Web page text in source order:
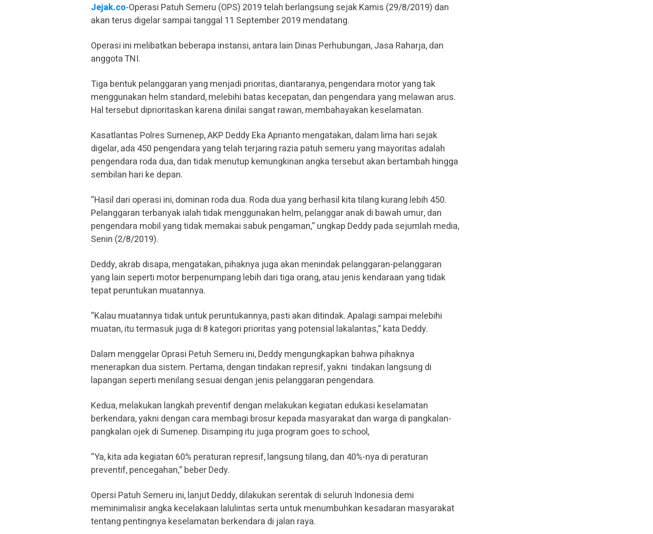
Jejak.co-Operasi Patuh Semeru (OPS) 2019 telah berlangsung sejak Kamis (29/8/2019) dan
akan terus digelar sampai tanggal 11 September 2019 mendatang.
Operasi ini melibatkan beberapa instansi, antara lain Dinas Perhubungan, Jasa Raharja, dan
anggota TNI.
Tiga bentuk pelanggaran yang menjadi prioritas, diantaranya, pengendara motor yang tak
menggunakan helm standard, melebihi batas kecepatan, dan pengendara yang melawan arus.
Hal tersebut diprioritaskan karena dinilai sangat rawan, membahayakan keselamatan.
Kasatlantas Polres Sumenep, AKP Deddy Eka Aprianto mengatakan, dalam lima hari sejak
digelar, ada 450 pengendara yang telah terjaring razia patuh semeru yang mayoritas adalah
pengendara roda dua, dan tidak menutup kemungkinan angka tersebut akan bertambah hingga
sembilan hari ke depan.
“Hasil dari operasi ini, dominan roda dua. Roda dua yang berhasil kita tilang kurang lebih 450.
Pelanggaran terbanyak ialah tidak menggunakan helm, pelanggar anak di bawah umur, dan
pengendara mobil yang tidak memakai sabuk pengaman,” ungkap Deddy pada sejumlah media,
Senin (2/8/2019).
Deddy, akrab disapa, mengatakan, pihaknya juga akan menindak pelanggaran-pelanggaran
yang lain seperti motor berpenumpang lebih dari tiga orang, atau jenis kendaraan yang tidak
tepat peruntukan muatannya.
“Kalau muatannya tidak untuk peruntukannya, pasti akan ditindak. Apalagi sampai melebihi
muatan, itu termasuk juga di 8 kategori prioritas yang potensial lakalantas,” kata Deddy.
Dalam menggelar Oprasi Petuh Semeru ini, Deddy mengungkapkan bahwa pihaknya
menerapkan dua sistem. Pertama, dengan tindakan represif, yakni tindakan langsung di
lapangan seperti menilang sesuai dengan jenis pelanggaran pengendara.
Kedua, melakukan langkah preventif dengan melakukan kegiatan edukasi keselamatan
berkendara, yakni dengan cara membagi brosur kepada masyarakat dan warga di pangkalan-
pangkalan ojek di Sumenep. Disamping itu juga program goes to school,
“Ya, kita ada kegiatan 60% peraturan represif, langsung tilang, dan 40%-nya di peraturan
preventif, pencegahan,” beber Dedy.
Opersi Patuh Semeru ini, lanjut Deddy, dilakukan serentak di seluruh Indonesia demi
meminimalisir angka kecelakaan lalulintas serta untuk menumbuhkan kesadaran masyarakat
tentang pentingnya keselamatan berkendara di jalan raya.